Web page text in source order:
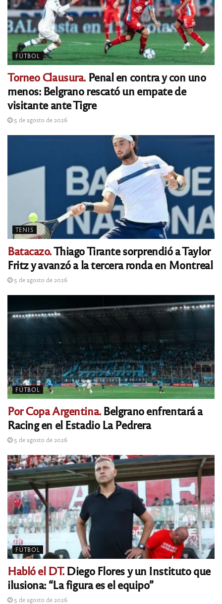
FÚTBOL
Torneo Clausura.Penal en contra y con uno
menos: Belgrano rescató un empate de
visitante ante Tigre
5 de agosto de 2026
TENIS
Batacazo.Thiago Tirante sorprendió a Taylor
Fritz y avanzó a la tercera ronda en Montreal
5 de agosto de 2026
FÚTBOL
Por Copa Argentina.Belgrano enfrentará a
Racing en el Estadio La Pedrera
5 de agosto de 2026
FÚTBOL
Habló el DT.Diego Flores y un Instituto que
ilusiona: “La figura es el equipo”
5 de agosto de 2026